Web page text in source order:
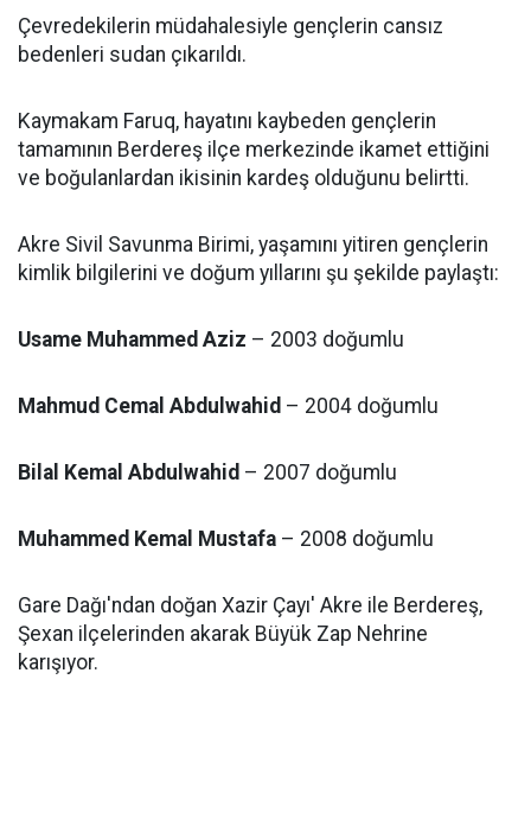
Çevredekilerin müdahalesiyle gençlerin cansız
bedenleri sudan çıkarıldı.
Kaymakam Faruq, hayatını kaybeden gençlerin
tamamının Berdereş ilçe merkezinde ikamet ettiğini
ve boğulanlardan ikisinin kardeş olduğunu belirtti.
Akre Sivil Savunma Birimi, yaşamını yitiren gençlerin
kimlik bilgilerini ve doğum yıllarını şu şekilde paylaştı:
Usame Muhammed Aziz – 2003 doğumlu
Mahmud Cemal Abdulwahid – 2004 doğumlu
Bilal Kemal Abdulwahid – 2007 doğumlu
Muhammed Kemal Mustafa – 2008 doğumlu
Gare Dağı'ndan doğan Xazir Çayı' Akre ile Berdereş,
Şexan ilçelerinden akarak Büyük Zap Nehrine
karışıyor.